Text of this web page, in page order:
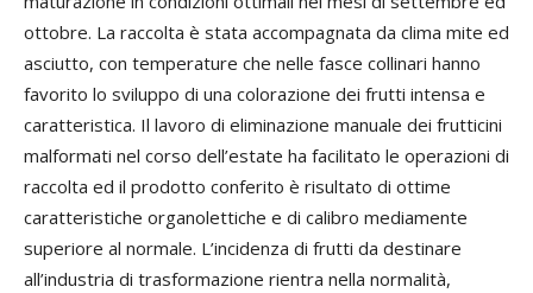
ottobre. La raccolta è stata accompagnata da clima mite ed
asciutto, con temperature che nelle fasce collinari hanno
favorito lo sviluppo di una colorazione dei frutti intensa e
caratteristica. Il lavoro di eliminazione manuale dei frutticini
malformati nel corso dell’estate ha facilitato le operazioni di
raccolta ed il prodotto conferito è risultato di ottime
caratteristiche organolettiche e di calibro mediamente
superiore al normale. L’incidenza di frutti da destinare
all’industria di trasformazione rientra nella normalità,